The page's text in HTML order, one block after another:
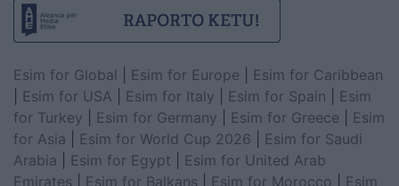
Esim for Global Esim for Europe
Esim for Caribbean
Esim for USA Esim for Italy Esim for Spain
Esim
for Turkey
Esim for Germany Esim for Greece
Esim
for Asia
Esim for World Cup 2026
Esim for Saudi
Arabia
Esim for Egypt
Esim for United Arab
Emirates
Esim for Balkans Esim for Morocco
Esim